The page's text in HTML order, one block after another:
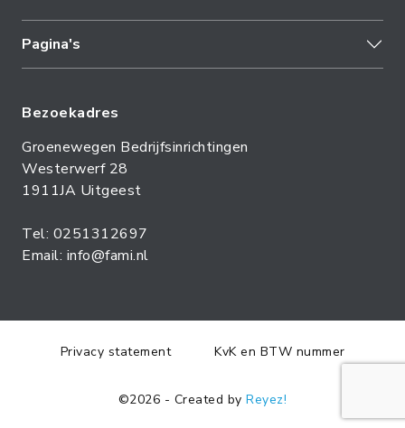
Pagina's
Bezoekadres
Groenewegen Bedrijfsinrichtingen
Westerwerf 28
1911JA Uitgeest
Tel: 0251312697
Email: info@fami.nl
Privacy statement KvK en BTW nummer
©2026 - Created byReyez!